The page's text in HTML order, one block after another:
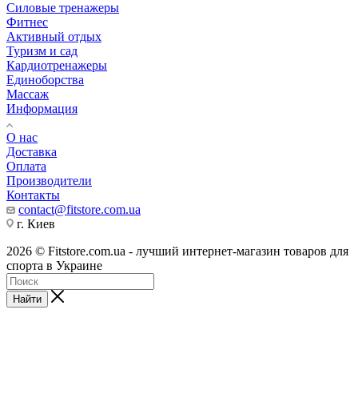
Силовые тренажеры
Фитнес
Активный отдых
Туризм и сад
Кардиотренажеры
Единоборства
Массаж
Информация
О нас
Доставка
Оплата
Производители
Контакты
contact@fitstore.com.ua
г. Киев
2026 © Fitstore.com.ua - лучший интернет-магазин товаров для
спорта в Украине
Найти